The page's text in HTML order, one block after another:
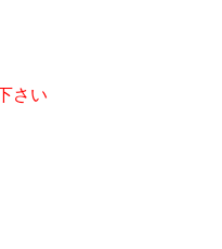
さい